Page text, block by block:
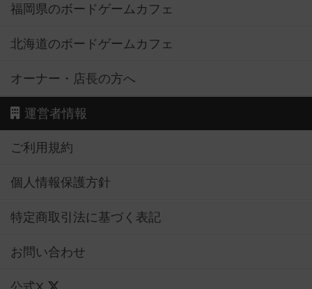
福岡県のボードゲームカフェ
北海道のボードゲームカフェ
オーナー・店長の方へ
運営者情報
ご利用規約
個人情報保護方針
特定商取引法に基づく表記
お問い合わせ